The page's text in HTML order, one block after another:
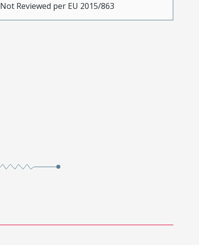
Not Reviewed per EU 2015/863